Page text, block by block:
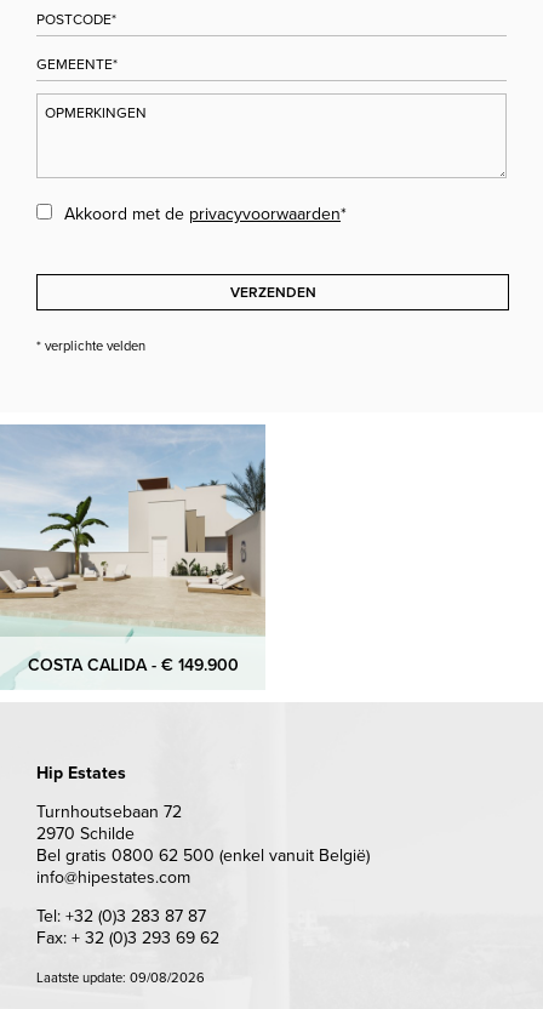
Akkoord met de privacyvoorwaarden*
VERZENDEN
* verplichte velden
COSTA CALIDA - € 149.900
Hip Estates
Turnhoutsebaan 72
2970 Schilde
Bel gratis 0800 62 500 (enkel vanuit België)
info@hipestates.com
Tel: +32 (0)3 283 87 87
Fax: + 32 (0)3 293 69 62
Laatste update: 09/08/2026